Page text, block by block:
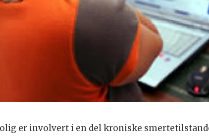
er involvert i en del kroniske